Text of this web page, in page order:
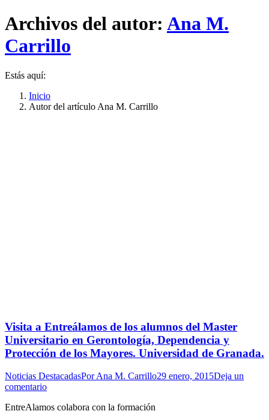
Archivos del autor: Ana M.
Carrillo
Estás aquí:
Inicio
Autor del artículo Ana M. Carrillo
Visita a Entreálamos de los alumnos del Master
Universitario en Gerontología, Dependencia y
Protección de los Mayores. Universidad de Granada.
Noticias DestacadasPorAna M. Carrillo29 enero, 2015Deja un
comentario
EntreAlamos colabora con la formación